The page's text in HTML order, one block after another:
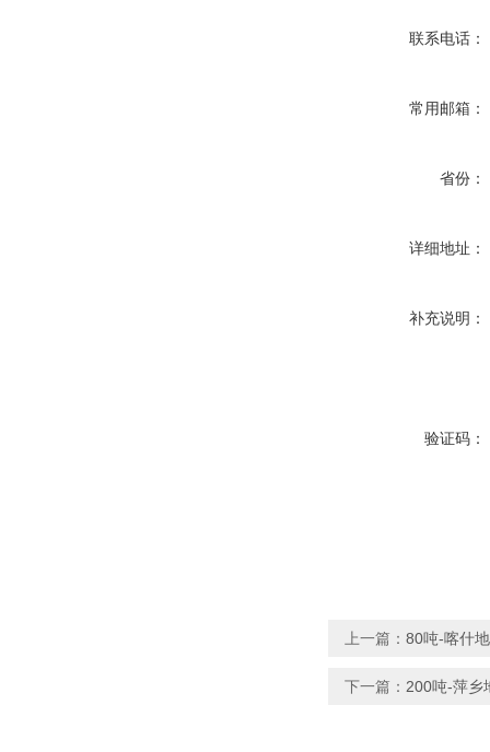
联系电话：
常用邮箱：
省份：
详细地址：
补充说明：
验证码：
上一篇： 80吨-喀什
下一篇： 200吨-萍乡